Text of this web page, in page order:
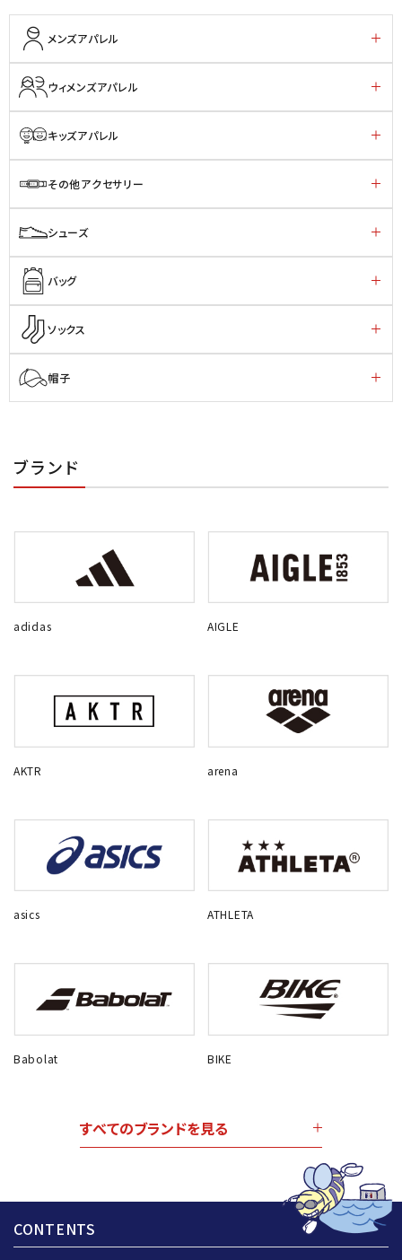
メンズアパレル
ウィメンズアパレル
キッズアパレル
その他アクセサリー
シューズ
バッグ
ソックス
帽子
ブランド
adidas AIGLE
AKTR arena
asics ATHLETA
Babolat BIKE
すべてのブランドを見る
CONTENTS